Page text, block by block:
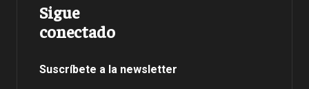
Sigue
conectado
Suscríbete a la newsletter